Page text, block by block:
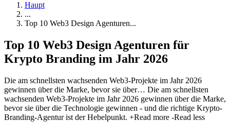
Haupt
...
Top 10 Web3 Design Agenturen...
Top 10 Web3 Design Agenturen für
Krypto Branding im Jahr 2026
Die am schnellsten wachsenden Web3-Projekte im Jahr 2026
gewinnen über die Marke, bevor sie über… Die am schnellsten
wachsenden Web3-Projekte im Jahr 2026 gewinnen über die Marke,
bevor sie über die Technologie gewinnen - und die richtige Krypto-
Branding-Agentur ist der Hebelpunkt. +Read more -Read less